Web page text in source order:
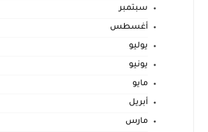
سبتمبر
أغسطس
يوليو
يونيو
مايو
أبريل
مارس